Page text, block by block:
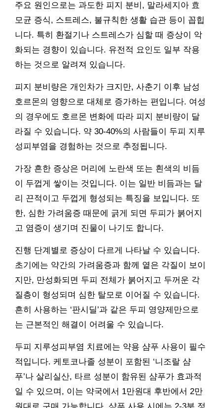
주요 원인으로는 과도한 피지 분비, 말라세지아 효
모균 증식, 스트레스, 불규칙한 생활 습관 등이 꼽힙
니다. 특히 환절기나 스트레스가 심할 때 증상이 악
화되는 경향이 있습니다. 유전적 요인도 일부 작용
하는 것으로 알려져 있습니다.
피지 분비량은 개인차가 크지만, 사춘기 이후 남성
호르몬의 영향으로 대체로 증가하는 편입니다. 여성
의 경우에도 호르몬 변화에 따라 피지 분비량이 달
라질 수 있습니다. 약 30-40%의 사람들이 두피 지루
성피부염을 경험하는 것으로 추정됩니다.
가장 흔한 증상은 머리에 노란색 또는 흰색의 비듬
이 두껍게 쌓이는 것입니다. 이는 일반 비듬과는 달
리 끈적이고 두껍게 형성되는 특징을 보입니다. 또
한, 심한 가려움증 때문에 긁게 되면 두피가 붉어지
고 염증이 생기며 진물이 나기도 합니다.
진행 단계별로 증상이 다르게 나타날 수 있습니다.
초기에는 약간의 가려움증과 함께 옅은 각질이 보이
지만, 만성화되면 두피 전체가 붉어지고 두꺼운 각
질층이 형성되며 심한 탈모로 이어질 수 있습니다.
흔히 사용하는 ‘판시딜’과 같은 두피 영양제만으로
는 근본적인 해결이 어려울 수 있습니다.
두피 지루성피부염 치료에는 약용 샴푸 사용이 필수
적입니다. 케토코나졸 성분이 포함된 ‘니조랄 샴
푸’나 살리실산, 타르 성분이 함유된 샴푸가 효과적
일 수 있으며, 이는 약국에서 1만원대 후반에서 2만